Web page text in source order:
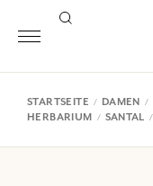
STARTSEITE DAMEN
HERBARIUM
SANTAL